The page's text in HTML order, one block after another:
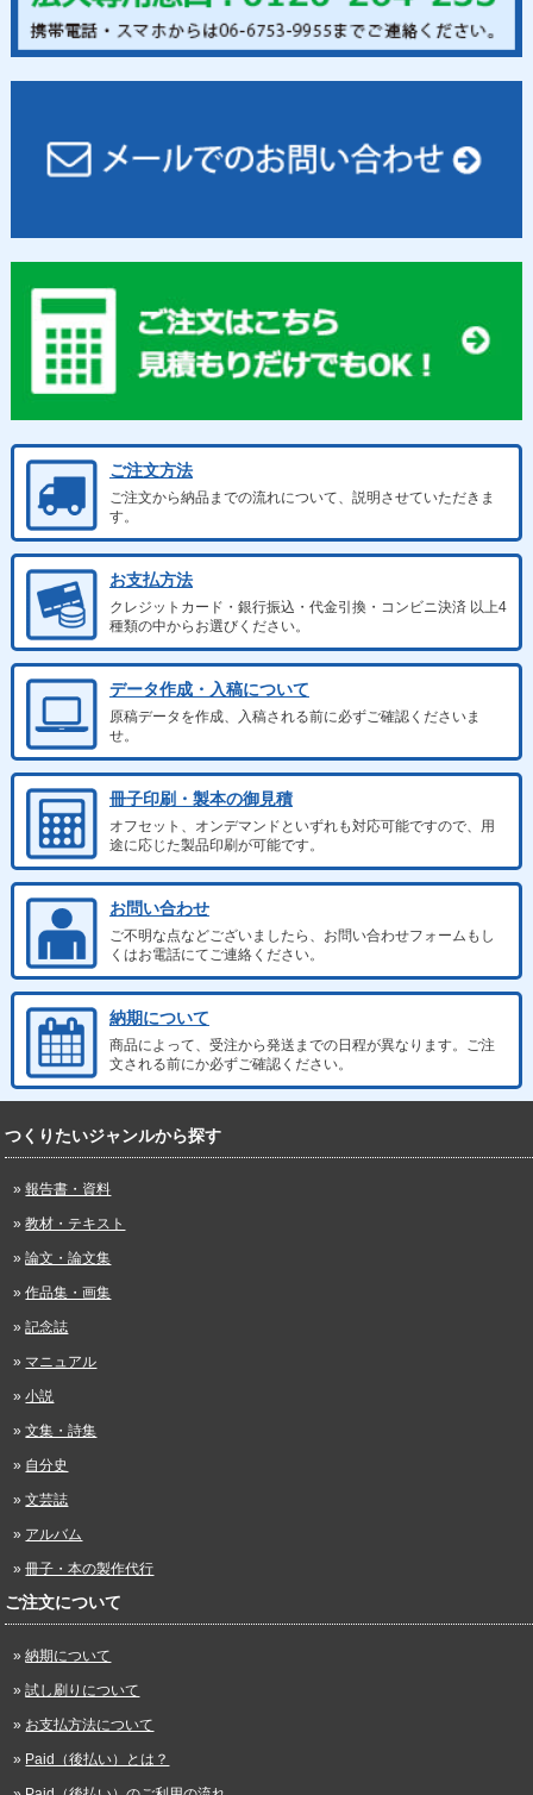
ご注文方法
ご注文から納品までの流れについて、説明させていただきま
す。
お支払方法
クレジットカード・銀行振込・代金引換・コンビニ決済 以上4
種類の中からお選びください。
データ作成・入稿について
原稿データを作成、入稿される前に必ずご確認くださいま
せ。
冊子印刷・製本の御見積
オフセット、オンデマンドといずれも対応可能ですので、用
途に応じた製品印刷が可能です。
お問い合わせ
ご不明な点などございましたら、お問い合わせフォームもし
くはお電話にてご連絡ください。
納期について
商品によって、受注から発送までの日程が異なります。ご注
文される前にか必ずご確認ください。
つくりたいジャンルから探す
報告書・資料
教材・テキスト
論文・論文集
作品集・画集
記念誌
マニュアル
小説
文集・詩集
自分史
文芸誌
アルバム
冊子・本の製作代行
ご注文について
納期について
試し刷りについて
お支払方法について
Paid（後払い）とは？